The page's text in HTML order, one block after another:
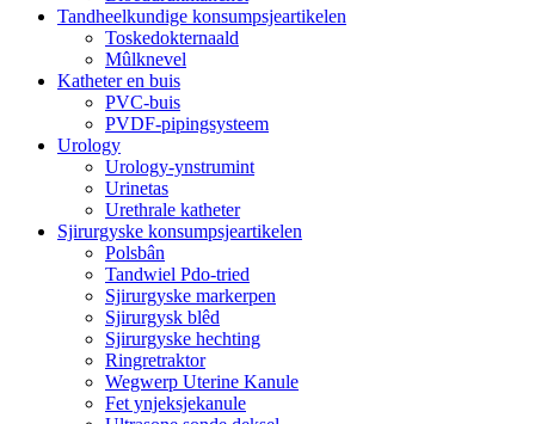
Tandheelkundige konsumpsjeartikelen
Toskedokternaald
Mûlknevel
Katheter en buis
PVC-buis
PVDF-pipingsysteem
Urology
Urology-ynstrumint
Urinetas
Urethrale katheter
Sjirurgyske konsumpsjeartikelen
Polsbân
Tandwiel Pdo-tried
Sjirurgyske markerpen
Sjirurgysk blêd
Sjirurgyske hechting
Ringretraktor
Wegwerp Uterine Kanule
Fet ynjeksjekanule